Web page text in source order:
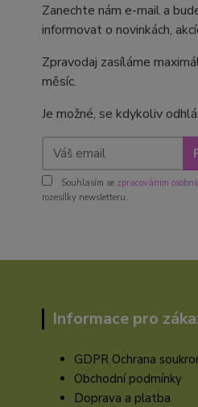
Zanechte nám e-mail a
informovat o novinkách,
Zpravodaj zasíláme
měsíc.
Je možné, se kdykoliv
Souhlasím se zpracováním
rozesílky newsletteru.
Informace pro
GDPR Ochrana
Obchodní podmínky
Doprava a platba